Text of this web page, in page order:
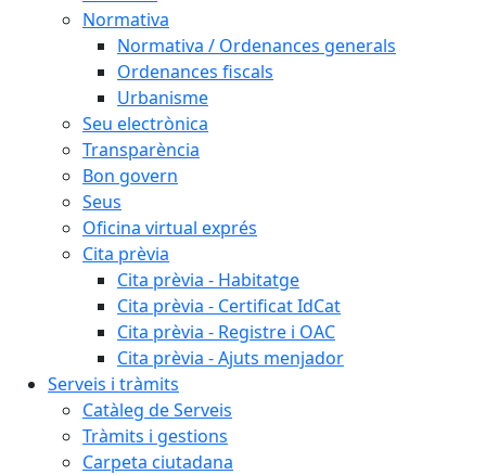
Normativa
Normativa / Ordenances generals
Ordenances fiscals
Urbanisme
Seu electrònica
Transparència
Bon govern
Seus
Oficina virtual exprés
Cita prèvia
Cita prèvia - Habitatge
Cita prèvia - Certificat IdCat
Cita prèvia - Registre i OAC
Cita prèvia - Ajuts menjador
Serveis i tràmits
Catàleg de Serveis
Tràmits i gestions
Carpeta ciutadana